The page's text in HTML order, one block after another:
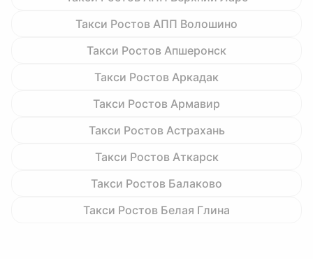
Такси Ростов АПП Волошино
Такси Ростов Апшеронск
Такси Ростов Аркадак
Такси Ростов Армавир
Такси Ростов Астрахань
Такси Ростов Аткарск
Такси Ростов Балаково
Такси Ростов Белая Глина